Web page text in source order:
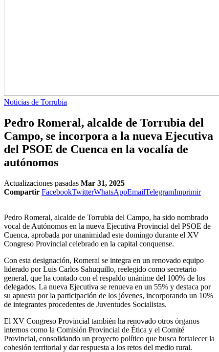
Noticias de Torrubia
Pedro Romeral, alcalde de Torrubia del
Campo, se incorpora a la nueva Ejecutiva
del PSOE de Cuenca en la vocalía de
autónomos
Actualizaciones pasadas Mar 31, 2025
Compartir FacebookTwitterWhatsAppEmailTelegramImprimir
Pedro Romeral, alcalde de Torrubia del Campo, ha sido nombrado
vocal de Autónomos en la nueva Ejecutiva Provincial del PSOE de
Cuenca, aprobada por unanimidad este domingo durante el XV
Congreso Provincial celebrado en la capital conquense.
Con esta designación, Romeral se integra en un renovado equipo
liderado por Luis Carlos Sahuquillo, reelegido como secretario
general, que ha contado con el respaldo unánime del 100% de los
delegados. La nueva Ejecutiva se renueva en un 55% y destaca por
su apuesta por la participación de los jóvenes, incorporando un 10%
de integrantes procedentes de Juventudes Socialistas.
El XV Congreso Provincial también ha renovado otros órganos
internos como la Comisión Provincial de Ética y el Comité
Provincial, consolidando un proyecto político que busca fortalecer la
cohesión territorial y dar respuesta a los retos del medio rural.